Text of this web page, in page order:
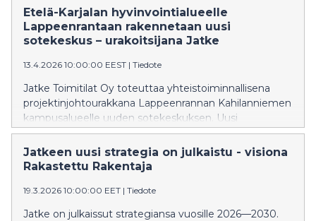
urakka valmistui huhtikuun lopulla 2026.
Etelä-Karjalan hyvinvointialueelle
Lappeenrantaan rakennetaan uusi
sotekeskus – urakoitsijana Jatke
13.4.2026 10:00:00 EEST | Tiedote
Jatke Toimitilat Oy toteuttaa yhteistoiminnallisena
projektinjohtourakkana Lappeenrannan Kahilanniemen
kampusalueelle uuden sotekeskuksen. Uusi
sotekeskus tulee korvaamaan Etelä-Karjalan
hyvinvointialueen (Ekhva) Armilan hyvinvointiaseman,
jonka toiminnot siirtyvät Etelä-Karjalan keskussairaalan
Jatkeen uusi strategia on julkaistu - visiona
Rakastettu Rakentaja
19.3.2026 10:00:00 EET | Tiedote
Jatke on julkaissut strategiansa vuosille 2026—2030.